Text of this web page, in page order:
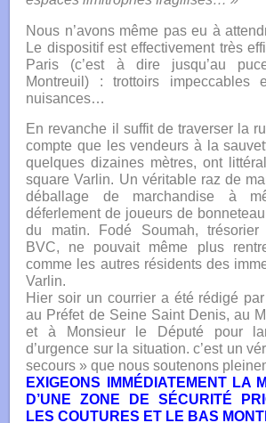
Nous n’avons même pas eu à
Le dispositif est effectivement très
Paris (c’est à dire jusqu’au
Montreuil) : trottoirs impeccables
nuisances…
En revanche il suffit de traverser la
compte que les vendeurs à la
quelques dizaines mètres, ont
square Varlin. Un véritable raz de
déballage de marchandise à
déferlement de joueurs de
du matin. Fodé Soumah, trésorier
BVC, ne pouvait même plus
comme les autres résidents des
Varlin.
Hier soir un courrier a été rédigé
au Préfet de Seine Saint Denis, au
et à Monsieur le Député pour
d’urgence sur la situation. c’est un
secours » que nous soutenons
EXIGEONS IMMÉDIATEMENT LA
D’UNE ZONE DE SÉCURITÉ
LES COUTURES ET LE BAS